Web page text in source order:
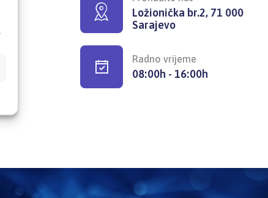
Ložionička br.2, 71 000
Sarajevo
Radno vrijeme
08:00h - 16:00h